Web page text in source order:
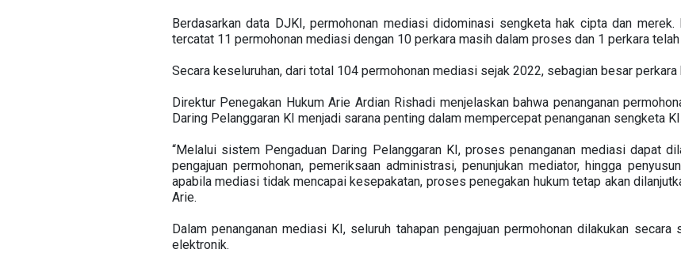
Berdasarkan data DJKI, permohonan mediasi didominasi sengketa hak cipta dan
tercatat 11 permohonan mediasi dengan 10 perkara masih dalam proses dan 1 perkara
Secara keseluruhan, dari total 104 permohonan mediasi sejak 2022, sebagian besar
Direktur Penegakan Hukum Arie Ardian Rishadi menjelaskan bahwa penanganan
Daring Pelanggaran KI menjadi sarana penting dalam mempercepat penanganan sengketa
“Melalui sistem Pengaduan Daring Pelanggaran KI, proses penanganan mediasi dapat
pengajuan permohonan, pemeriksaan administrasi, penunjukan mediator, hingga
apabila mediasi tidak mencapai kesepakatan, proses penegakan hukum tetap akan
Arie.
Dalam penanganan mediasi KI, seluruh tahapan pengajuan permohonan dilakukan
elektronik.